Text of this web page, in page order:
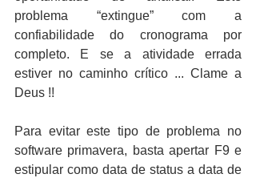
problema “extingue” com a
confiabilidade do cronograma por
completo. E se a atividade errada
estiver no caminho crítico ... Clame a
Deus !!
Para evitar este tipo de problema no
software primavera, basta apertar F9 e
estipular como data de status a data de